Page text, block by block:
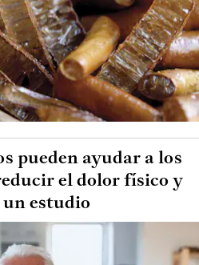
pueden ayudar a los
el dolor físico y
un estudio